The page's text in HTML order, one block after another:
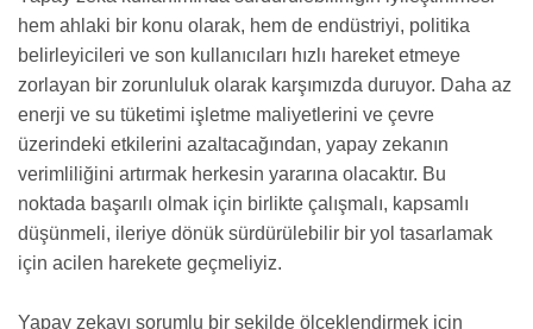
hem ahlaki bir konu olarak, hem de endüstriyi, politika
belirleyicileri ve son kullanıcıları hızlı hareket etmeye
zorlayan bir zorunluluk olarak karşımızda duruyor. Daha az
enerji ve su tüketimi işletme maliyetlerini ve çevre
üzerindeki etkilerini azaltacağından, yapay zekanın
verimliliğini artırmak herkesin yararına olacaktır. Bu
noktada başarılı olmak için birlikte çalışmalı, kapsamlı
düşünmeli, ileriye dönük sürdürülebilir bir yol tasarlamak
için acilen harekete geçmeliyiz.
Yapay zekayı sorumlu bir şekilde ölçeklendirmek için